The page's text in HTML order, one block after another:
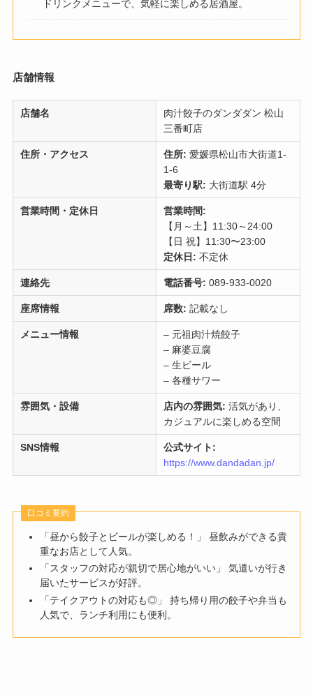
ドリンクメニューで、気軽に楽しめる居酒屋。
店舗情報
店舗名
肉汁餃子のダンダダン 松山
三番町店
住所・アクセス 住所: 愛媛県松山市大街道1-
1-6
最寄り駅: 大街道駅 4分
営業時間・定休日
営業時間:
【月～土】11:30～24:00
【日 祝】11:30〜23:00
定休日: 不定休
連絡先 電話番号: 089-933-0020
座席情報 席数: 記載なし
メニュー情報
– 元祖肉汁焼餃子
– 麻婆豆腐
– 生ビール
– 各種サワー
雰囲気・設備 店内の雰囲気: 活気があり、
カジュアルに楽しめる空間
SNS情報
公式サイト:
https://www.dandadan.jp/
口コミ要約
「昼から餃子とビールが楽しめる！」 昼飲みができる貴
重なお店として人気。
「スタッフの対応が親切で居心地がいい」 気遣いが行き
届いたサービスが好評。
「テイクアウトの対応も◎」 持ち帰り用の餃子や弁当も
人気で、ランチ利用にも便利。